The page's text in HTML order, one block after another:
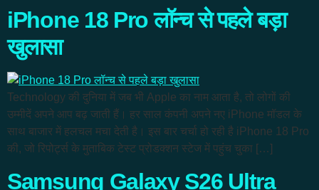
iPhone 18 Pro लॉन्च से पहले बड़ा
खुलासा
Technology की दुनिया में जब भी Apple का नाम आता है, तो लोगों की
उम्मीदें अपने आप बढ़ जाती हैं। हर साल कंपनी अपने नए iPhone मॉडल के
साथ बाजार में हलचल मचा देती है। इस बार चर्चा हो रही है iPhone 18 Pro
की, जो रिपोर्ट्स के मुताबिक टेस्ट प्रोडक्शन स्टेज में पहुंच चुका […]
Samsung Galaxy S26 Ultra